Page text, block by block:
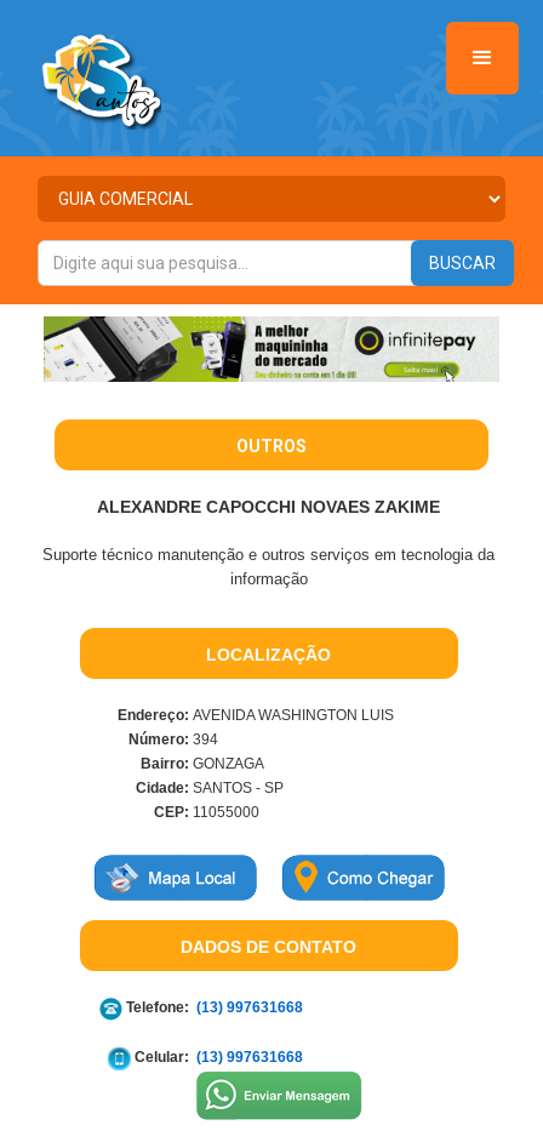
OUTROS
ALEXANDRE CAPOCCHI NOVAES ZAKIME
Suporte técnico manutenção e outros serviços em tecnologia da
informação
LOCALIZAÇÃO
Endereço: AVENIDA WASHINGTON LUIS
Número: 394
Bairro: GONZAGA
Cidade: SANTOS - SP
CEP: 11055000
DADOS DE CONTATO
Telefone: (13) 997631668
Celular: (13) 997631668